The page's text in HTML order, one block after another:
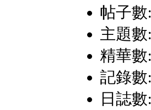
帖子數
主題數
精華數
記錄數
日誌數